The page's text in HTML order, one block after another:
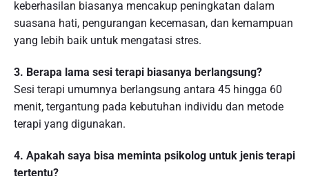
keberhasilan biasanya mencakup peningkatan dalam
suasana hati, pengurangan kecemasan, dan kemampuan
yang lebih baik untuk mengatasi stres.
3. Berapa lama sesi terapi biasanya berlangsung?
Sesi terapi umumnya berlangsung antara 45 hingga 60
menit, tergantung pada kebutuhan individu dan metode
terapi yang digunakan.
4. Apakah saya bisa meminta psikolog untuk jenis terapi
tertentu?